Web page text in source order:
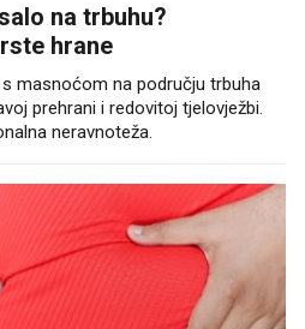
na trbuhu?
hrane
s masnoćom na području trbuha
prehrani i redovitoj tjelovježbi.
neravnoteža.